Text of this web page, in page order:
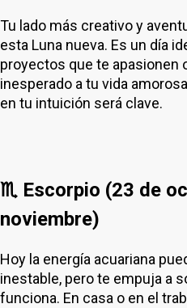
Tu lado más creativo y
esta Luna nueva. Es un día
proyectos que te apasionen
inesperado a tu vida
en tu intuición será clave.
♏ Escorpio (23 de
noviembre)
Hoy la energía acuariana
inestable, pero te empuja a
funciona. En casa o en el